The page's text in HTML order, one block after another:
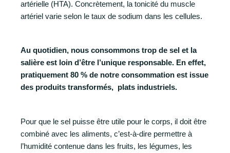
artérielle (HTA). Concrètement, la tonicité du muscle
artériel varie selon le taux de sodium dans les cellules.
Au quotidien, nous consommons trop de sel et la
salière est loin d’être l’unique responsable. En effet,
pratiquement 80 % de notre consommation est issue
des produits transformés, plats industriels.
Pour que le sel puisse être utile pour le corps, il doit être
combiné avec les aliments, c’est-à-dire permettre à
l’humidité contenue dans les fruits, les légumes, les